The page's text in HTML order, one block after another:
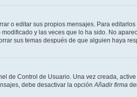
o editar sus propios mensajes. Para
y las veces que lo ha sido. No
sus temas después de que alguien haya
de Control de Usuario. Una vez creada,
debe desactivar la opción Añadir firma